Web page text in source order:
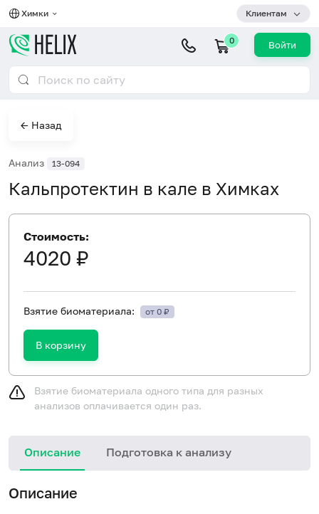
Химки Клиентам
0 Войти
← Назад
Анализ 13-094
Кальпротектин в кале в Химках
Стоимость:
4020 ₽
Взятие биоматериала: от 0 ₽
В корзину
Взятие биоматериала одного типа для разных
анализов оплачивается один раз.
Описание Подготовка к анализу
Описание